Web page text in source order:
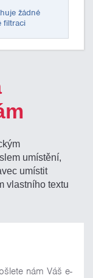
žádné
filtraci
umístění,
umístit
vlastního textu
nám Váš e-